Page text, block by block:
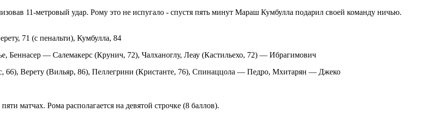
11-метровый удар. Рому это не испугало - спустя пять минут Мараш Кумбулла подарил своей команду ничью.
71 (с пенальти), Кумбулла, 84
Беннасер — Салемакерс (Крунич, 72), Чалханоглу, Леау (Кастильехо, 72) — Ибрагимович
Верету (Вильяр, 86), Пеллегрини (Кристанте, 76), Спинаццола — Педро, Мхитарян — Джеко
матчах. Рома располагается на девятой строчке (8 баллов).